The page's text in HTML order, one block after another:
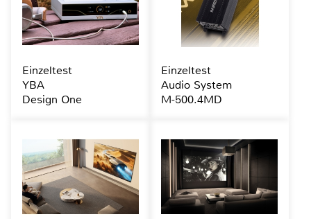
Einzeltest
YBA
Design One
Einzeltest
Audio System
M-500.4MD